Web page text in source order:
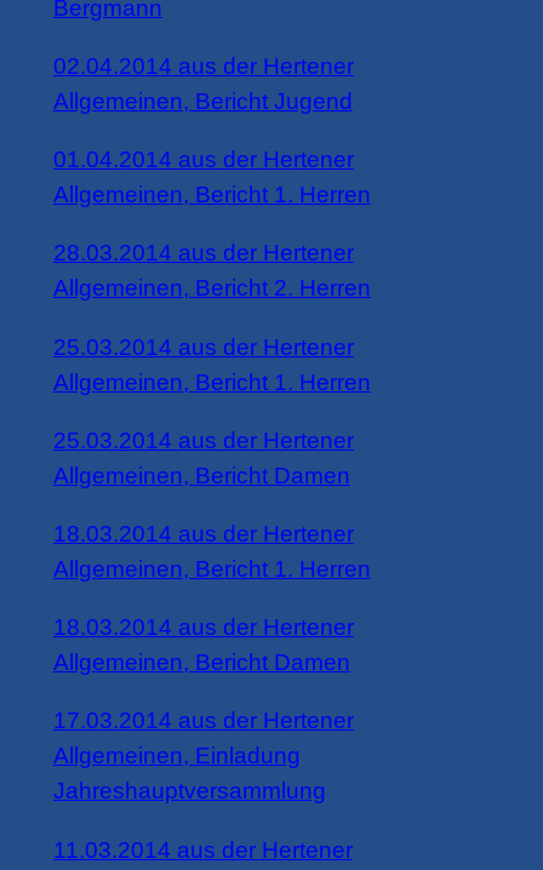
Bergmann
02.04.2014 aus der Hertener
Allgemeinen, Bericht Jugend
01.04.2014 aus der Hertener
Allgemeinen, Bericht 1. Herren
28.03.2014 aus der Hertener
Allgemeinen, Bericht 2. Herren
25.03.2014 aus der Hertener
Allgemeinen, Bericht 1. Herren
25.03.2014 aus der Hertener
Allgemeinen, Bericht Damen
18.03.2014 aus der Hertener
Allgemeinen, Bericht 1. Herren
18.03.2014 aus der Hertener
Allgemeinen, Bericht Damen
17.03.2014 aus der Hertener
Allgemeinen, Einladung
Jahreshauptversammlung
11.03.2014 aus der Hertener